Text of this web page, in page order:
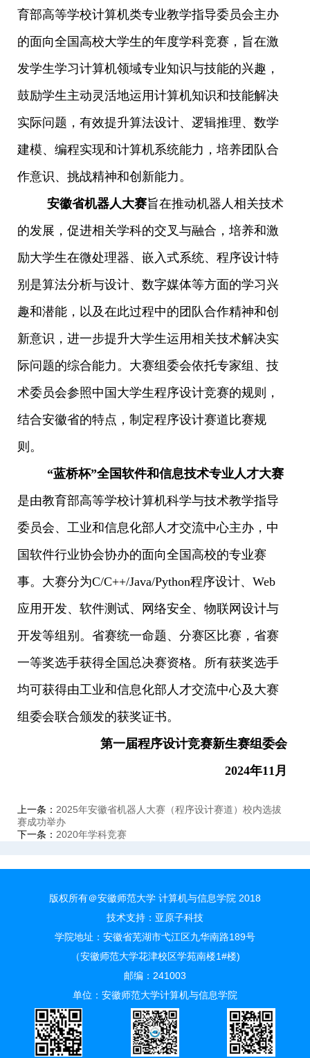
育部高等学校计算机类专业教学指导委员会主办
的面向全国高校大学生的年度学科竞赛，旨在激
发学生学习计算机领域专业知识与技能的兴趣，
鼓励学生主动灵活地运用计算机知识和技能解决
实际问题，有效提升算法设计、逻辑推理、数学
建模、编程实现和计算机系统能力，培养团队合
作意识、挑战精神和创新能力。
安徽省机器人大赛旨在推动机器人相关技术
的发展，促进相关学科的交叉与融合，培养和激
励大学生在微处理器、嵌入式系统、程序设计特
别是算法分析与设计、数字媒体等方面的学习兴
趣和潜能，以及在此过程中的团队合作精神和创
新意识，进一步提升大学生运用相关技术解决实
际问题的综合能力。大赛组委会依托专家组、技
术委员会参照中国大学生程序设计竞赛的规则，
结合安徽省的特点，制定程序设计赛道比赛规
则。
“蓝桥杯”全国软件和信息技术专业人才大赛
是由教育部高等学校计算机科学与技术教学指导
委员会、工业和信息化部人才交流中心主办，中
国软件行业协会协办的面向全国高校的专业赛
事。大赛分为C/C++/Java/Python程序设计、Web
应用开发、软件测试、网络安全、物联网设计与
开发等组别。省赛统一命题、分赛区比赛，省赛
一等奖选手获得全国总决赛资格。所有获奖选手
均可获得由工业和信息化部人才交流中心及大赛
组委会联合颁发的获奖证书。
第一届程序设计竞赛新生赛组委会
2024年11月
上一条： 2025年安徽省机器人大赛（程序设计赛道）校内选拔
赛成功举办
下一条： 2020年学科竞赛
版权所有＠安徽师范大学 计算机与信息学院 2018
技术支持： 亚原子科技
学院地址：安徽省芜湖市弋江区九华南路189号
（安徽师范大学花津校区学苑南楼1#楼)
邮编：241003
单位：安徽师范大学计算机与信息学院